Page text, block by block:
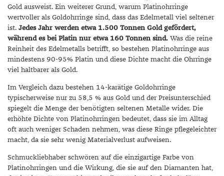
Gold ausweist. Ein weiterer Grund, warum Platinohrringe
wertvoller als Goldohrringe sind, dass das Edelmetall viel seltener
ist. Jedes Jahr werden etwa 1.500 Tonnen Gold gefördert,
während es bei Platin nur etwa 160 Tonnen sind. Was die reine
Reinheit des Edelmetalls betrifft, so bestehen Platinohrringe aus
mindestens 90-95% Platin und diese Dichte macht die Ohrringe
viel haltbarer als Gold.
Im Vergleich dazu bestehen 14-karätige Goldohrringe
typischerweise nur zu 58,5 % aus Gold und der Preisunterschied
spiegelt die Menge der benötigten seltenen Metalle wider. Die
erhöhte Dichte von Platinohrringen bedeutet, dass sie im Alltag
oft auch weniger Schaden nehmen, was diese Ringe pflegeleichter
macht, da sie sehr wenig Materialverlust aufweisen.
Schmuckliebhaber schwören auf die einzigartige Farbe von
Platinohrringen und die Wirkung, die sie auf den Diamanten hat,